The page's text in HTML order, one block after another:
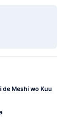
de Meshi wo Kuu